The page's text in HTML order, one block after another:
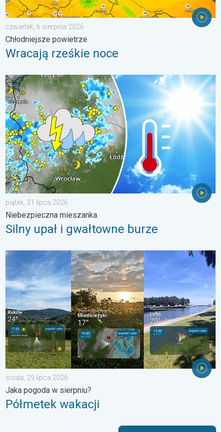
czwartek, 6 sierpnia 2026
Chłodniejsze powietrze
Wracają rześkie noce
Silny upał i gwałtowne burze. Niebezpieczna mieszanka. . .
piątek, 31 lipca 2026
Niebezpieczna mieszanka
Silny upał i gwałtowne burze
Półmetek wakacji. Jaka pogoda w sierpniu?. . . środa, 29
środa, 29 lipca 2026
Jaka pogoda w sierpniu?
Półmetek wakacji